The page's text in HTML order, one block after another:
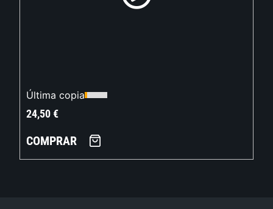
Última copia
24,50€
COMPRAR